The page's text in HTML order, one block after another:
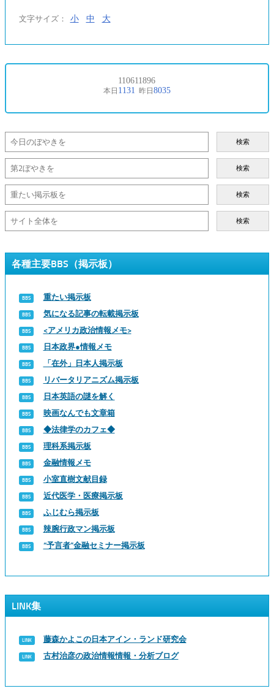
文字サイズ： 小 中 大
検索
検索
検索
検索
各種主要BBS（掲示板）
重たい掲示板
気になる記事の転載掲示板
<アメリカ政治情報メモ>
日本政界●情報メモ
「在外」日本人掲示板
リバータリアニズム掲示板
日本英語の謎を解く
映画なんでも文章箱
◆法律学のカフェ◆
理科系掲示板
金融情報メモ
小室直樹文献目録
近代医学・医療掲示板
ふじむら掲示板
辣腕行政マン掲示板
“予言者”金融セミナー掲示板
LINK集
藤森かよこの日本アイン・ランド研究会
古村治彦の政治情報情報・分析ブログ